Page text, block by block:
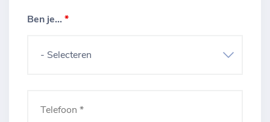
Ben je... *